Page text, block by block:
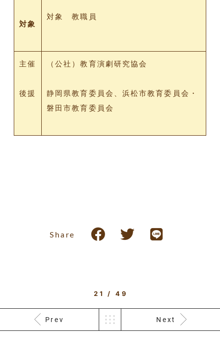
対象
対象 教職員
主催
後援
（公社）教育演劇研究協会
静岡県教育委員会、浜松市教育委員会・
磐田市教育委員会
Share
21 / 49
Prev Next